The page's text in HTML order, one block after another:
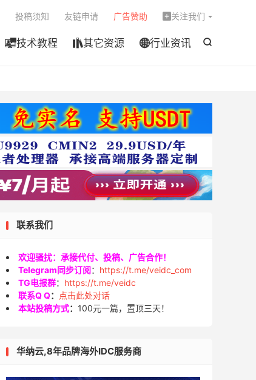

技术教程 其它资源 行业资讯
投稿须知 友链申请 广告赞助  关注我们
联系我们
欢迎骚扰：承接代付、投稿、广告合作！
Telegram同步订阅： https://t.me/veidc_com
TG电报群： https://t.me/veidc
联系Q Q：
点击此处对话
本站投稿方式： 100元一篇，置顶三天！
华纳云,8年品牌海外IDC服务商